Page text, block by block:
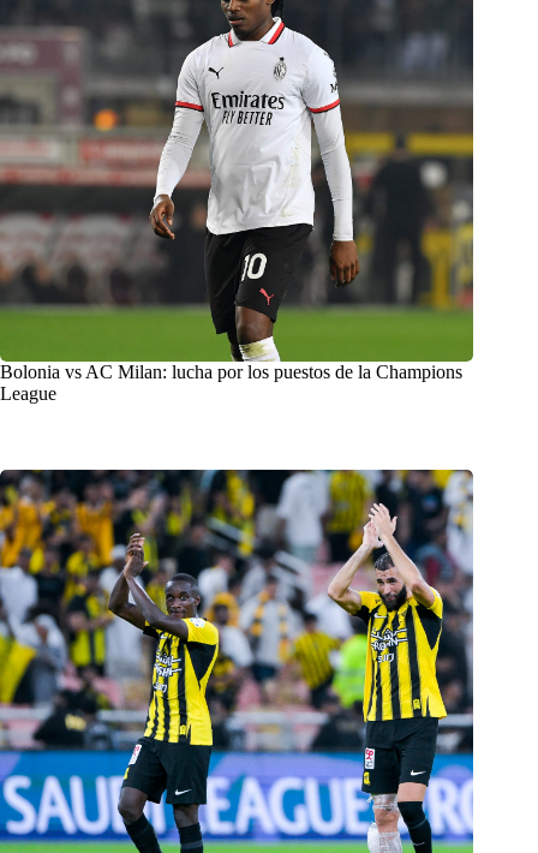
Bolonia vs AC Milan: lucha por los puestos de la Champions
League